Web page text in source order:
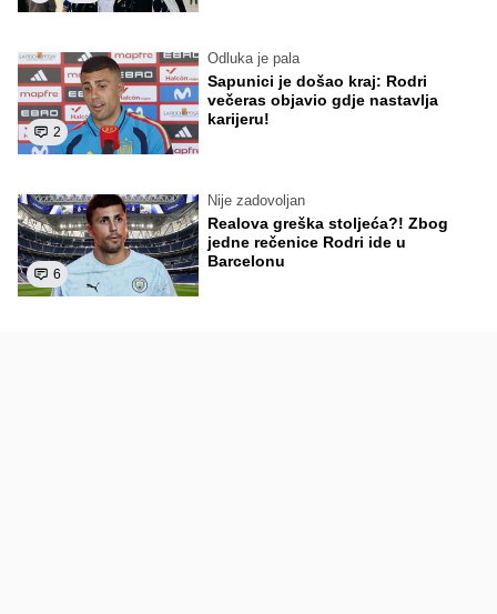
2
Odluka je pala
Sapunici je došao kraj: Rodri
večeras objavio gdje nastavlja
karijeru!
6
Nije zadovoljan
Realova greška stoljeća?! Zbog
jedne rečenice Rodri ide u
Barcelonu